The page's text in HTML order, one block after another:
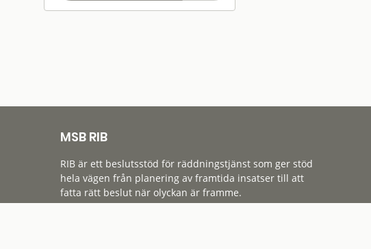
MSB RIB
RIB är ett beslutsstöd för räddningstjänst som ger stöd
hela vägen från planering av framtida insatser till att
fatta rätt beslut när olyckan är framme.